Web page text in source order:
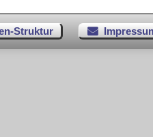
Struktur